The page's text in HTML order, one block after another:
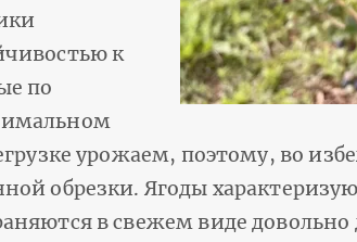
к
по
урожаем, поэтому, во
обрезки. Ягоды
в свежем виде